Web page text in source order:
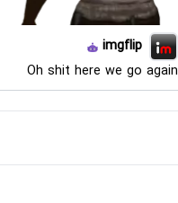
imgflip
Oh shit here we go again